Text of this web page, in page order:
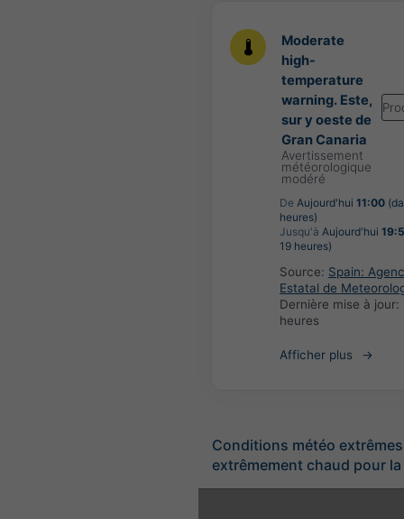
Moderate
high-
temperature
warning. Este,
sur y oeste de
Gran Canaria
Avertissement
météorologique
modéré
De Aujourd'hui 11:00
heures)
Jusqu'à Aujourd'hui
19 heures)
Source: Spain:
Estatal de
Dernière mise à jour:
heures
Afficher plus
Conditions météo
extrêmement chaud pour